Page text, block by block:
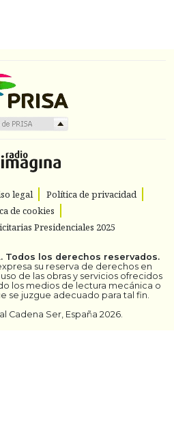
legal
Política de privacidad
de cookies
Presidenciales 2025
Todos los derechos reservados.
expresa su reserva de derechos en
de las obras y servicios ofrecidos
los medios de lectura mecánica o
se juzgue adecuado para tal fin.
Cadena Ser, España 2026.